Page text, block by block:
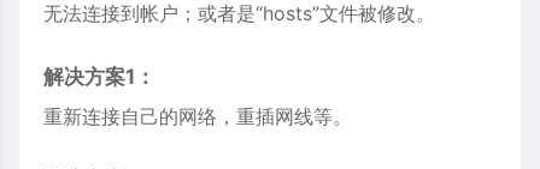
无法连接到帐户；或者是“hosts”文件被修改。
解决方案1：
重新连接自己的网络，重插网线等。